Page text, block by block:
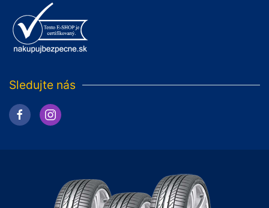
Sledujte nás